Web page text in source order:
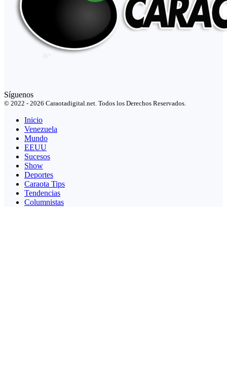
Síguenos
© 2022 - 2026 Caraotadigital.net. Todos los Derechos Reservados.
Inicio
Venezuela
Mundo
EEUU
Sucesos
Show
Deportes
Caraota Tips
Tendencias
Columnistas